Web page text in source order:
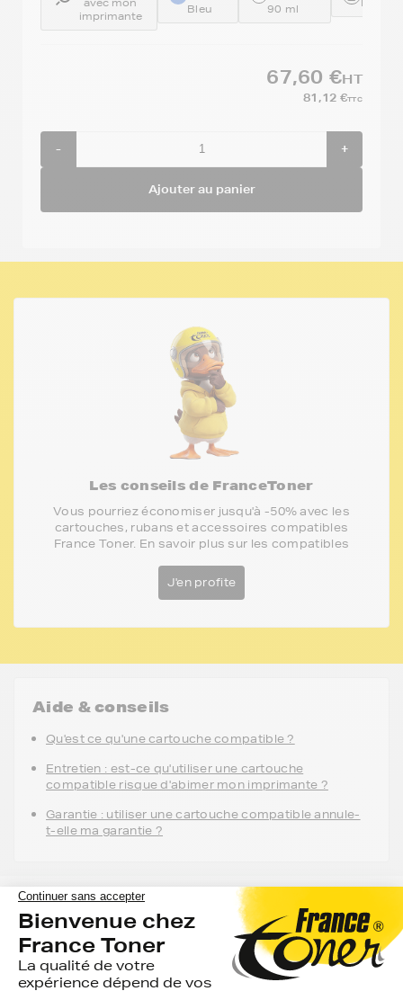
imprimante
Bleu 90 ml
67,60 €HT
81,12 €TTC
- +
Ajouter au panier
Les conseils de FranceToner
Vous pourriez économiser jusqu'à -50% avec les
cartouches, rubans et accessoires compatibles
France Toner. En savoir plus sur les compatibles
J'en profite
Aide & conseils
Qu'est ce qu'une cartouche compatible ?
Entretien : est-ce qu'utiliser une cartouche
compatible risque d'abimer mon imprimante ?
Garantie : utiliser une cartouche compatible annule-
t-elle ma garantie ?
FranceToner, le spécialiste des